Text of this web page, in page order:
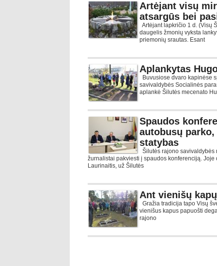
Artėjant visų
atsargūs bei
Artėjant lapkričio 1 d. (Visų
daugelis žmonių vyksta
priemonių srautas. Esant
Aplankytas
Buvusiose dvaro kapinėse
savivaldybės Socialinės
aplankė Šilutės mecenato
Spaudos
autobusų
statybas
Šilutės rajono
žurnalistai pakviesti į spaudos konferenciją.
Laurinaitis, už Šilutės
Ant vienišų
Gražia tradicija tapo Visų
vienišus kapus papuošti
rajono